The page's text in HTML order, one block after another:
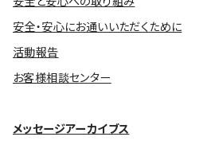
安全・安心にお通いいただくために
活動報告
お客様相談センター
メッセージアーカイブス